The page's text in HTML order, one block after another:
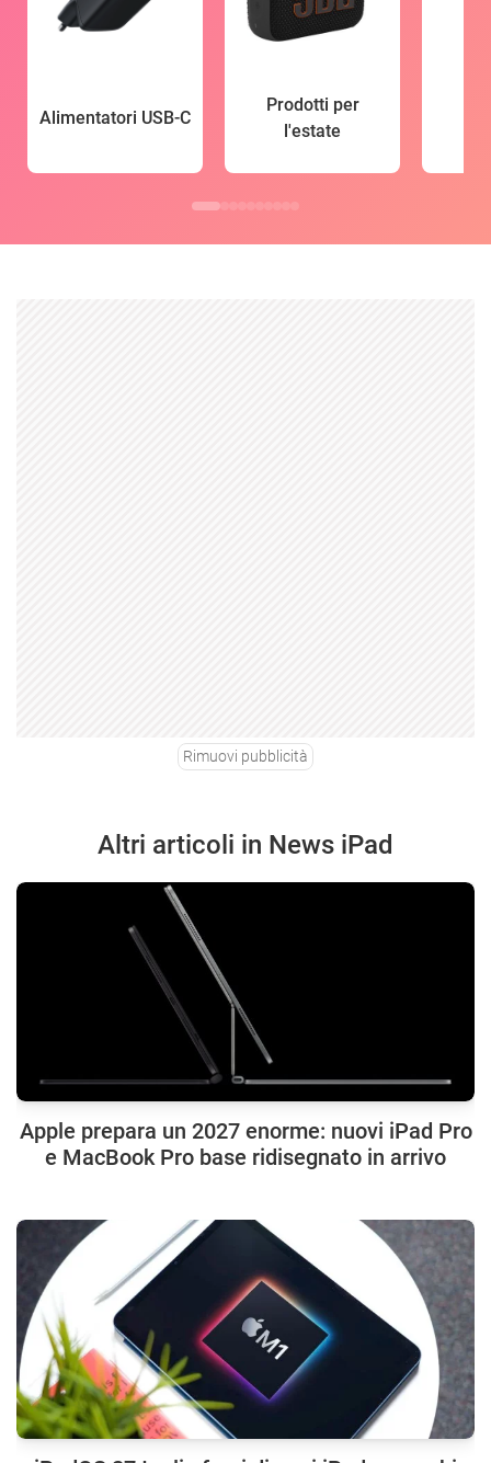
Alimentatori USB-C
Prodotti per
l'estate
Rimuovi pubblicità
Altri articoli in News iPad
Apple prepara un 2027 enorme: nuovi iPad Pro
e MacBook Pro base ridisegnato in arrivo